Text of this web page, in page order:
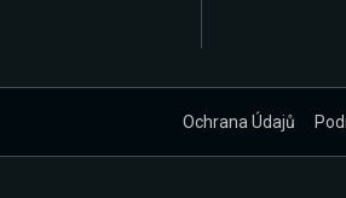
Ochrana Údajů